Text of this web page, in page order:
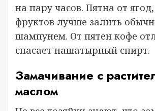
на пару часов. Пятна от
фруктов лучше залить
шампунем. От пятен кофе
спасает нашатырный спирт.
Замачивание с
маслом